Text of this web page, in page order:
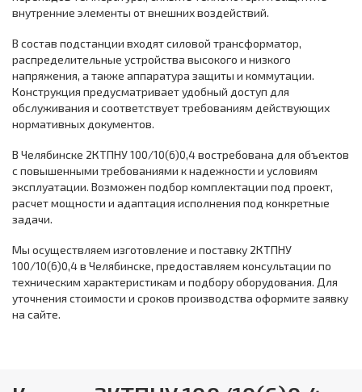
внутренние элементы от внешних воздействий.
В состав подстанции входят силовой трансформатор,
распределительные устройства высокого и низкого
напряжения, а также аппаратура защиты и коммутации.
Конструкция предусматривает удобный доступ для
обслуживания и соответствует требованиям действующих
нормативных документов.
В Челябинске 2КТПНУ 100/10(6)0,4 востребована для объектов
с повышенными требованиями к надежности и условиям
эксплуатации. Возможен подбор комплектации под проект,
расчет мощности и адаптация исполнения под конкретные
задачи.
Мы осуществляем изготовление и поставку 2КТПНУ
100/10(6)0,4 в Челябинске, предоставляем консультации по
техническим характеристикам и подбору оборудования. Для
уточнения стоимости и сроков производства оформите заявку
на сайте.